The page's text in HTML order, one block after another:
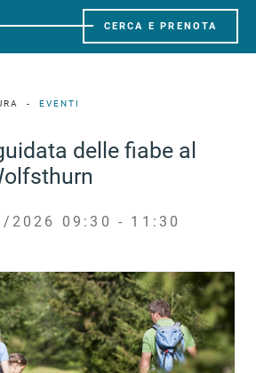
CERCA E PRENOTA
EVENTI
delle fiabe al
2026 09:30 - 11:30